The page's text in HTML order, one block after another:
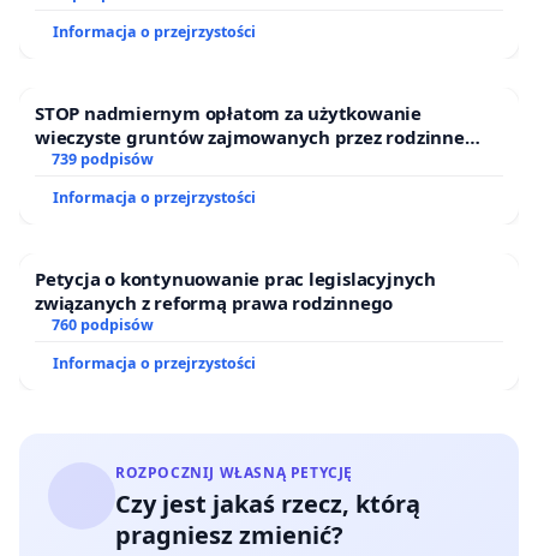
Informacja o przejrzystości
STOP nadmiernym opłatom za użytkowanie
wieczyste gruntów zajmowanych przez rodzinne
ogrody działkowe.
739 podpisów
Informacja o przejrzystości
Petycja o kontynuowanie prac legislacyjnych
związanych z reformą prawa rodzinnego
760 podpisów
Informacja o przejrzystości
ROZPOCZNIJ WŁASNĄ PETYCJĘ
Czy jest jakaś rzecz, którą
pragniesz zmienić?